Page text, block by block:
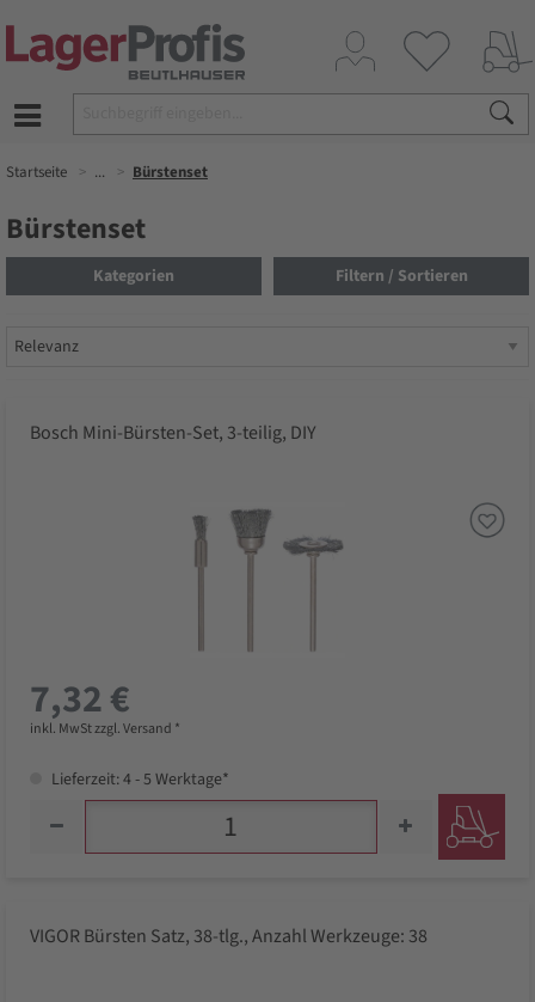
Startseite ... Bürstenset
Bürstenset
Kategorien Filtern / Sortieren
Bosch Mini-Bürsten-Set, 3-teilig, DIY
7,32 €
inkl. MwSt zzgl. Versand *
Lieferzeit: 4 - 5 Werktage*
VIGOR Bürsten Satz, 38-tlg., Anzahl Werkzeuge: 38